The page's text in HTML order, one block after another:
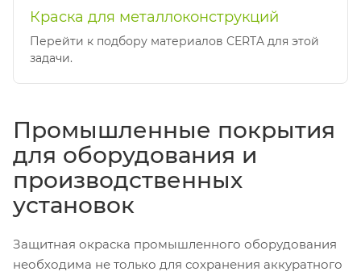
Краска для металлоконструкций
Перейти к подбору материалов CERTA для этой
задачи.
Промышленные покрытия
для оборудования и
производственных
установок
Защитная окраска промышленного оборудования
необходима не только для сохранения аккуратного